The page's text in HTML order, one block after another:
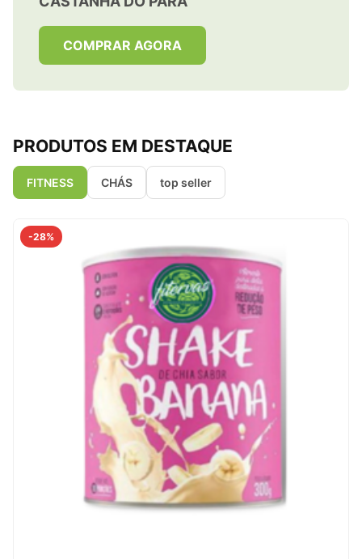
COMPRAR AGORA
PRODUTOS EM DESTAQUE
FITNESS CHÁS top seller
-28%